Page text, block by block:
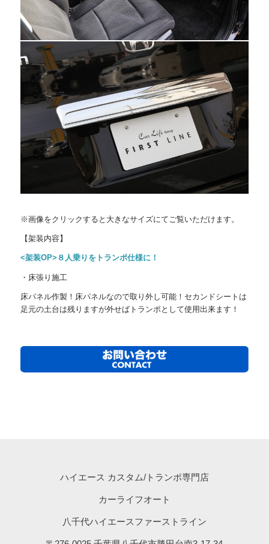
※画像をクリックすると大きなサイズにてご覧いただけます。
【架装内容】
<架装OP>８人乗りをトランポ仕様に！
・床張り施工
床パネル作製！床パネルなので取り外し可能！セカンドシートは
足元の土台は残りますが外せばトランポとして使用出来ます！
ハイエース カスタム/トランポ専門店
カーライフオート
八千代ハイエースファーストライン